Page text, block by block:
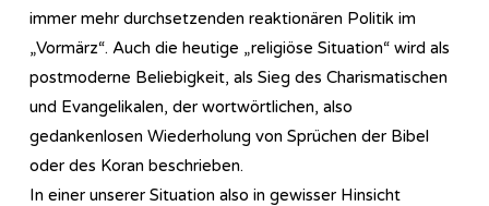
immer mehr durchsetzenden reaktionären Politik im
„Vormärz“. Auch die heutige „religiöse Situation“ wird als
postmoderne Beliebigkeit, als Sieg des Charismatischen
und Evangelikalen, der wortwörtlichen, also
gedankenlosen Wiederholung von Sprüchen der Bibel
oder des Koran beschrieben.
In einer unserer Situation also in gewisser Hinsicht